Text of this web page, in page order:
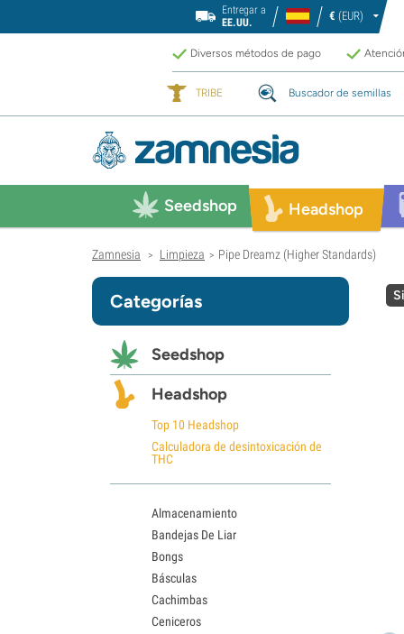
Entregar a
EE.UU.
€ (EUR)
Diversos métodos de pago
TRIBE Buscador de semillas
Seedshop Headshop
Zamnesia > Limpieza > Pipe Dreamz (Higher Standards)
Categorías
Seedshop
Headshop
Top 10 Headshop
Calculadora de desintoxicación de
THC
Almacenamiento
Bandejas De Liar
Bongs
Básculas
Cachimbas
Ceniceros